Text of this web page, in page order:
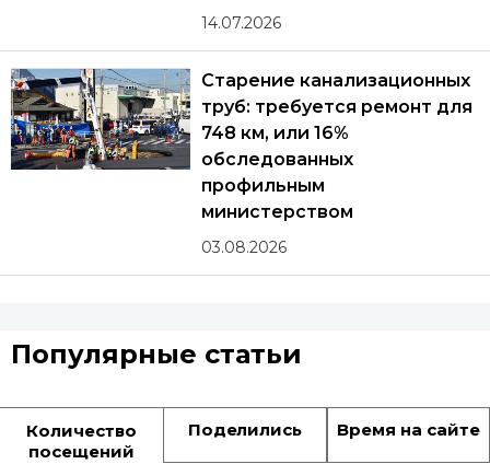
14.07.2026
Старение канализационных
труб: требуется ремонт для
748 км, или 16%
обследованных
профильным
министерством
03.08.2026
Популярные статьи
Количество
посещений
Поделились Время на сайте